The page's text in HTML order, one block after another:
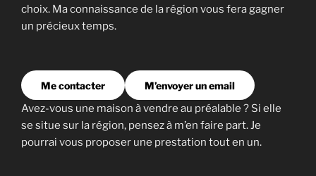
choix. Ma connaissance de la région vous fera gagner
un précieux temps.
Me contacter M’envoyer un email
Avez-vous une maison à vendre au préalable ? Si elle
se situe sur la région, pensez à m’en faire part. Je
pourrai vous proposer une prestation tout en un.